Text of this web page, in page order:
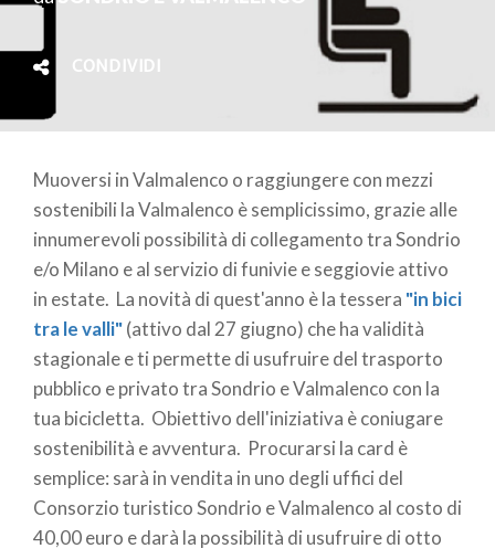
CONDIVIDI
Muoversi in Valmalenco o raggiungere con mezzi
sostenibili la Valmalenco è semplicissimo, grazie alle
innumerevoli possibilità di collegamento tra Sondrio
e/o Milano e al servizio di funivie e seggiovie attivo
in estate. La novità di quest'anno è la tessera "in bici
tra le valli"(attivo dal 27 giugno) che ha validità
stagionale e ti permette di usufruire del trasporto
pubblico e privato tra Sondrio e Valmalenco con la
tua bicicletta. Obiettivo dell'iniziativa è coniugare
sostenibilità e avventura. Procurarsi la card è
semplice: sarà in vendita in uno degli uffici del
Consorzio turistico Sondrio e Valmalenco al costo di
40,00 euro e darà la possibilità di usufruire di otto